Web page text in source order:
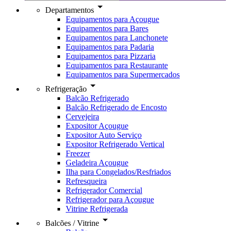
Departamentos arrow_drop_down
Equipamentos para Açougue
Equipamentos para Bares
Equipamentos para Lanchonete
Equipamentos para Padaria
Equipamentos para Pizzaria
Equipamentos para Restaurante
Equipamentos para Supermercados
Refrigeração arrow_drop_down
Balcão Refrigerado
Balcão Refrigerado de Encosto
Cervejeira
Expositor Açougue
Expositor Auto Serviço
Expositor Refrigerado Vertical
Freezer
Geladeira Açougue
Ilha para Congelados/Resfriados
Refresqueira
Refrigerador Comercial
Refrigerador para Açougue
Vitrine Refrigerada
Balcões / Vitrine arrow_drop_down